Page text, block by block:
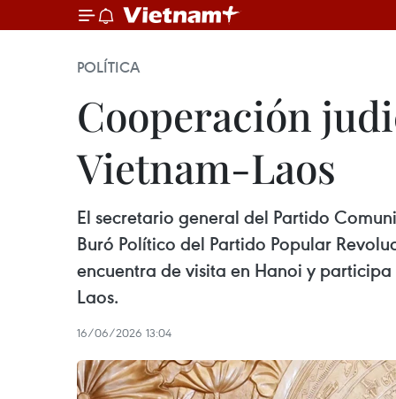
POLÍTICA
Cooperación
Vietnam-Laos
El secretario general del Partido
Buró Político del Partido Popular
encuentra de visita en Hanoi y
Laos.
16/06/2026 13:04